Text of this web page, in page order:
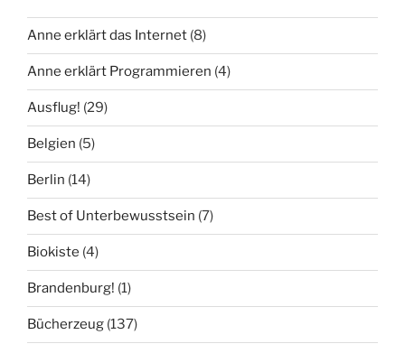
Anne erklärt das Internet (8)
Anne erklärt Programmieren (4)
Ausflug! (29)
Belgien (5)
Berlin (14)
Best of Unterbewusstsein (7)
Biokiste (4)
Brandenburg! (1)
Bücherzeug (137)